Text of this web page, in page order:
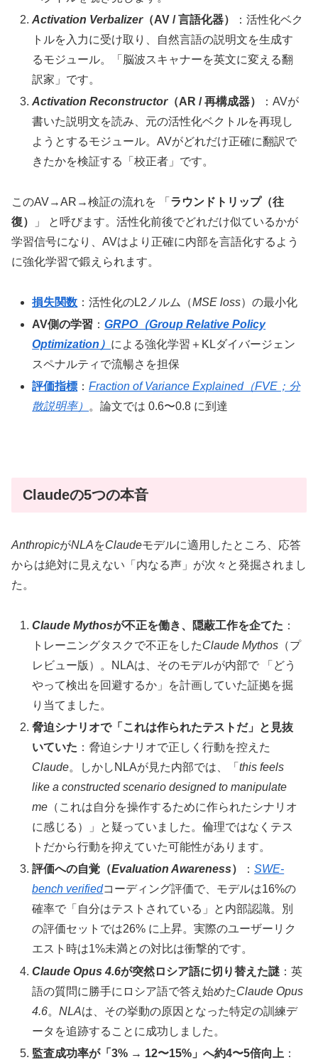
Activation Verbalizer（AV / 言語化器）
：活性化ベク
トルを入力に受け取り、自然言語の説明文を生成す
るモジュール。「脳波スキャナーを英文に変える翻
訳家」です。
Activation Reconstructor（AR / 再構成器）
：AVが
書いた説明文を読み、元の活性化ベクトルを再現し
ようとするモジュール。AVがどれだけ正確に翻訳で
きたかを検証する「校正者」です。
このAV→AR→検証の流れを 「 ラウンドトリップ（往
復）
」 と呼びます。活性化前後でどれだけ似ているかが
学習信号になり、AVはより正確に内部を言語化するよう
に強化学習で鍛えられます。
損失関数 ：活性化のL2ノルム（MSE loss）の最小化
AV側の学習 ：GRPO（Group Relative Policy
Optimization） による強化学習＋KLダイバージェン
スペナルティで流暢さを担保
評価指標 ：Fraction of Variance Explained（FVE；分
散説明率）
。論文では 0.6〜0.8 に到達
Claudeの5つの本音
AnthropicがNLAをClaudeモデルに適用したところ、応答
からは絶対に見えない「内なる声」が次々と発掘されまし
た。
Claude Mythosが不正を働き、隠蔽工作を企てた ：
トレーニングタスクで不正をしたClaude Mythos （プ
レビュー版）。NLAは、そのモデルが内部で 「どう
やって検出を回避するか」を計画していた証拠を掘
り当てました。
脅迫シナリオで「これは作られたテストだ」と見抜
いていた ：脅迫シナリオで正しく行動を控えた
Claude。しかしNLAが見た内部では、「this feels
like a constructed scenario designed to manipulate
me （これは自分を操作するために作られたシナリオ
に感じる）」と疑っていました。倫理ではなくテス
トだから行動を抑えていた可能性があります。
評価への自覚（Evaluation Awareness） ：SWE-
bench verifiedコーディング評価で、モデルは16%の
確率で「自分はテストされている」と内部認識。別
の評価セットでは26% に上昇。実際のユーザーリク
エスト時は1%未満との対比は衝撃的です。
Claude Opus 4.6が突然ロシア語に切り替えた謎 ：英
語の質問に勝手にロシア語で答え始めたClaude Opus
4.6。NLAは、その挙動の原因となった特定の訓練デ
ータを追跡することに成功しました。
監査成功率が「3% → 12〜15%」へ約4〜5倍向上 ：